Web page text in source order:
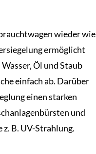
wieder wie
ermöglicht
Öl und Staub
einfach ab. Darüber
einen starken
und
B. UV-Strahlung.